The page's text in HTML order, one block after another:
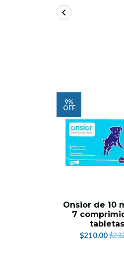
9%
OFF
Onsior de 10
7
tabletas
$210.00